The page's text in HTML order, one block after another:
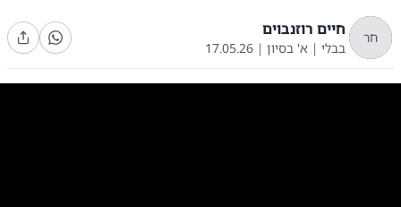
חר חיים רוזנבוים
בבלי | א' בסיון |
17.05.26